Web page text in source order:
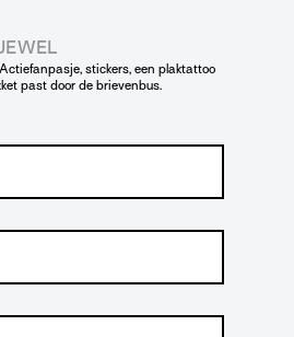
stickers, een plaktattoo
past door de brievenbus.